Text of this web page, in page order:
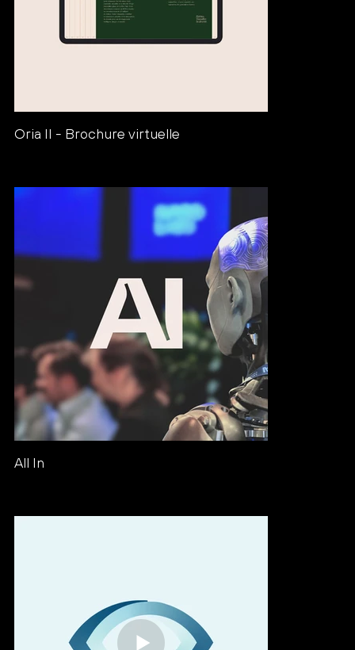
Oria II - Brochure virtuelle
All In